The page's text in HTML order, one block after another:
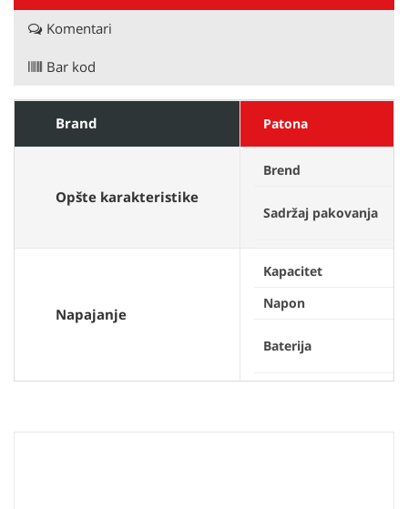
Komentari
Bar kod
Brand Patona
Opšte karakteristike
Brend
Sadržaj pakovanja
Napajanje
Kapacitet
Napon
Baterija